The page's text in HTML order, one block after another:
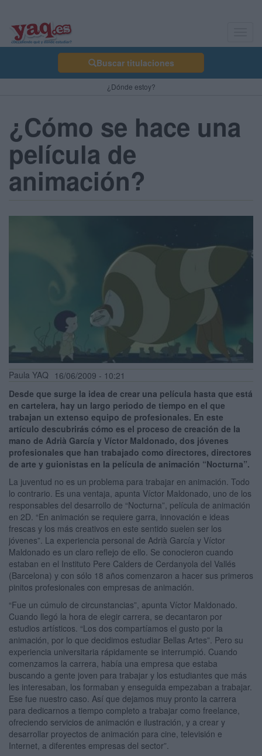
Buscar titulaciones
¿Dónde estoy?
¿Cómo se hace una
película de
animación?
Paula YAQ 16/06/2009 - 10:21
Desde que surge la idea de crear una película hasta que está
en cartelera, hay un largo periodo de tiempo en el que
trabajan un extenso equipo de profesionales. En este
artículo descubrirás cómo es el proceso de creación de la
mano de Adrià García y Víctor Maldonado, dos jóvenes
profesionales que han trabajado como directores, directores
de arte y guionistas en la película de animación “Nocturna”.
La juventud no es un problema para trabajar en animación. Todo
lo contrario. Es una ventaja, apunta Víctor Maldonado, uno de los
responsables del desarrollo de “Nocturna”, película de animación
en 2D. “En animación se requiere garra, innovación e ideas
frescas y los más creativos en este sentido suelen ser los
jóvenes”. La experiencia personal de Adrià García y Víctor
Maldonado es un claro reflejo de ello. Se conocieron cuando
estaban en el Instituto Pere Calders de Cerdanyola del Vallés
(Barcelona) y con sólo 18 años comenzaron a hacer sus primeros
pinitos profesionales con empresas de animación.
“Fue un cúmulo de circunstancias”, apunta Víctor Maldonado.
Cuando llegó la hora de elegir carrera, se decantaron por
estudios artísticos. “Los dos compartíamos el gusto por la
animación, por lo que decidimos estudiar Bellas Artes”. Pero su
experiencia universitaria rápidamente se interrumpió. Cuando
comenzamos la carrera, había una empresa que estaba
buscando a gente joven para trabajar y los estudiantes que más
les interesaban, los formaban y enseguida empezaban a trabajar.
Ese fue nuestro caso. Así que dejamos muy pronto la carrera
para dedicarnos a tiempo completo a trabajar como freelance,
ofreciendo servicios de animación e ilustración, y a crear y
desarrollar proyectos de animación para cine, televisión e
Internet, a diferentes empresas del sector”.